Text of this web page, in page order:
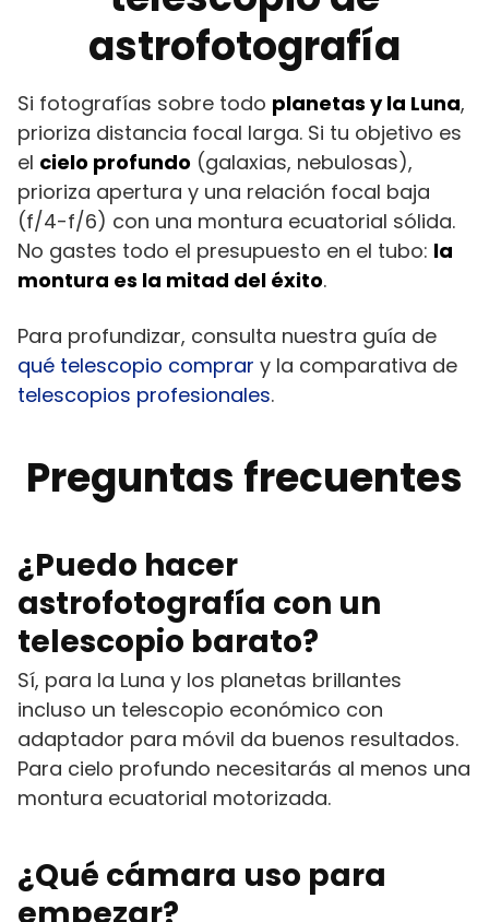
astrofotografía
Si fotografías sobre todo planetas y la Luna,
prioriza distancia focal larga. Si tu objetivo es
el cielo profundo (galaxias, nebulosas),
prioriza apertura y una relación focal baja
(f/4-f/6) con una montura ecuatorial sólida.
No gastes todo el presupuesto en el tubo: la
montura es la mitad del éxito.
Para profundizar, consulta nuestra guía de
qué telescopio comprar y la comparativa de
telescopios profesionales.
Preguntas frecuentes
¿Puedo hacer
astrofotografía con un
telescopio barato?
Sí, para la Luna y los planetas brillantes
incluso un telescopio económico con
adaptador para móvil da buenos resultados.
Para cielo profundo necesitarás al menos una
montura ecuatorial motorizada.
¿Qué cámara uso para